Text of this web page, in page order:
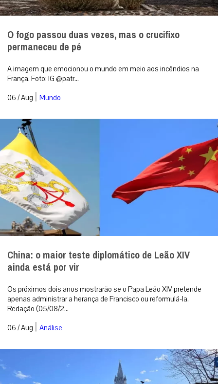
O fogo passou duas vezes, mas o crucifixo
permaneceu de pé
A imagem que emocionou o mundo em meio aos incêndios na
França. Foto: IG @patr...
06 / Aug | Mundo
China: o maior teste diplomático de Leão XIV
ainda está por vir
Os próximos dois anos mostrarão se o Papa Leão XIV pretende
apenas administrar a herança de Francisco ou reformulá-la.
Redação (05/08/2...
06 / Aug | Análise